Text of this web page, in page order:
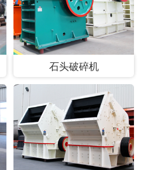
石头破碎机